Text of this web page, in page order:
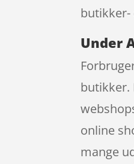
butikker-
Under
butikker.
online
mange